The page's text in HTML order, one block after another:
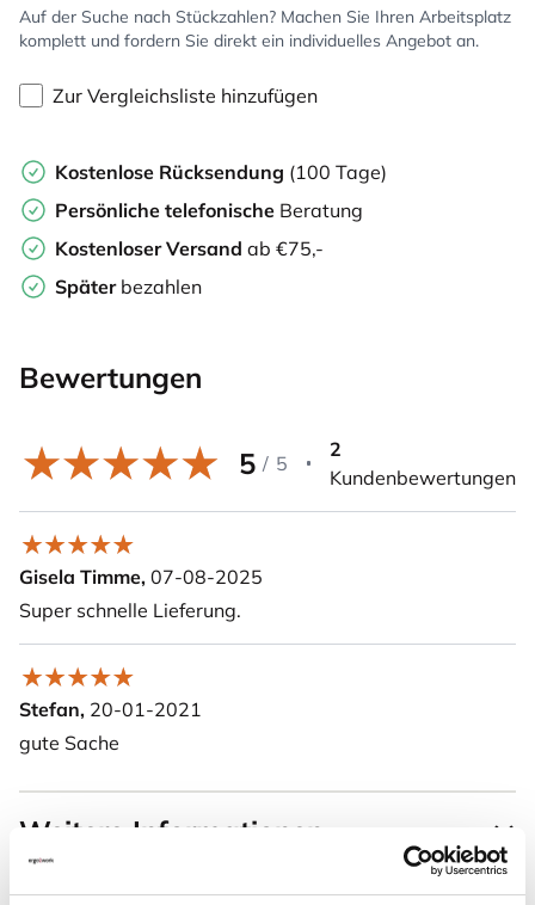
Auf der Suche nach Stückzahlen? Machen Sie Ihren Arbeitsplatz
komplett und fordern Sie direkt ein individuelles Angebot an.
Zur Vergleichsliste hinzufügen
Kostenlose Rücksendung (100 Tage)
Persönliche telefonische Beratung
Kostenloser Versand ab €75,-
Später bezahlen
Bewertungen
5 / 5
2
Kundenbewertungen
Gisela Timme, 07-08-2025
Super schnelle Lieferung.
Stefan, 20-01-2021
gute Sache
Weitere Informationen